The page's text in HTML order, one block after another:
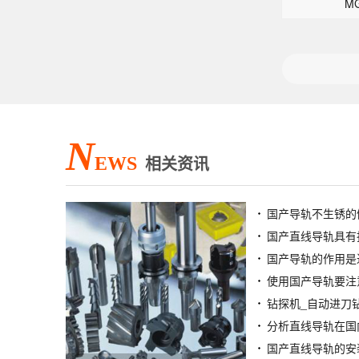
NEWS 相关资讯
国产导轨不生锈
国产直线导轨具
国产导轨的作用
使用国产导轨要
分析直线导轨在
国产直线导轨的